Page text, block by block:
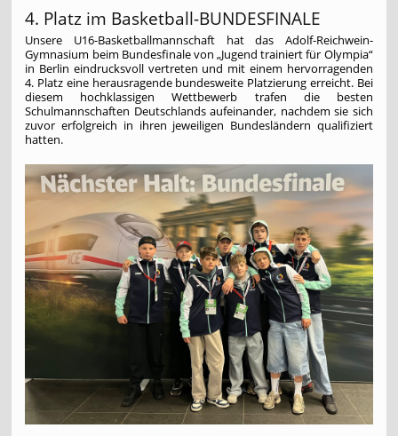
4. Platz im Basketball-BUNDESFINALE
Unsere U16-Basketballmannschaft hat das Adolf-Reichwein-
Gymnasium beim Bundesfinale von „Jugend trainiert für Olympia“
in Berlin eindrucksvoll vertreten und mit einem hervorragenden
4. Platz eine herausragende bundesweite Platzierung erreicht. Bei
diesem hochklassigen Wettbewerb trafen die besten
Schulmannschaften Deutschlands aufeinander, nachdem sie sich
zuvor erfolgreich in ihren jeweiligen Bundesländern qualifiziert
hatten.